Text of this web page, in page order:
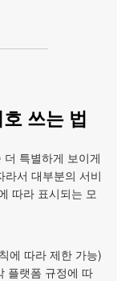
쓰는 법
특별하게 보이게
서 대부분의 서비
따라 표시되는 모
에 따라 제한 가능)
플랫폼 규정에 따